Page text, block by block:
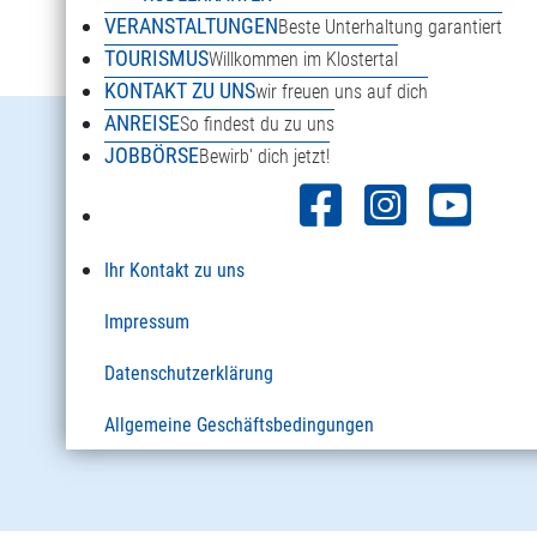
VERANSTALTUNGENBeste Unterhaltung garantiert
TOURISMUSWillkommen im Klostertal
KONTAKT ZU UNSwir freuen uns auf dich
ANREISESo findest du zu uns
JOBBÖRSEBewirb' dich jetzt!
Ihr Kontakt zu uns
Impressum
Datenschutzerklärung
Allgemeine Geschäftsbedingungen
Danöfen 125a
6754 Klösterle am Arlberg
+43 5582 2920